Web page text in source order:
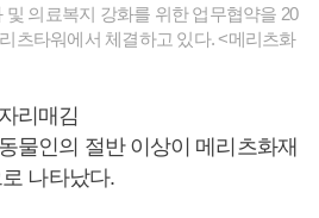
의료복지 강화를 위한 업무협약을 20
츠타워에서 체결하고 있다. <메리츠화
리매김
물인의 절반 이상이 메리츠화재
나타났다.